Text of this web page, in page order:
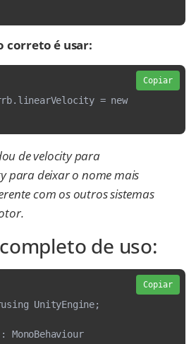
correto é usar:
= new
Copiar
de velocity para
para deixar o nome mais
com os outros sistemas
de uso:
UnityEngine;
Copiar